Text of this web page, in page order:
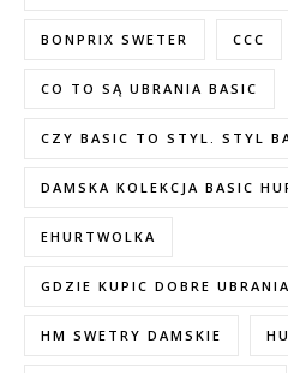
BONPRIX SWETER CCC
CO TO SĄ UBRANIA BASIC
CZY BASIC TO STYL. STYL
DAMSKA KOLEKCJA BASIC
EHURTWOLKA
GDZIE KUPIC DOBRE
HM SWETRY DAMSKIE